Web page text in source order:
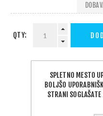
QTY:
PODELI:
IZBERITE
SPLETNO MESTO
BOLJŠO
STRANI